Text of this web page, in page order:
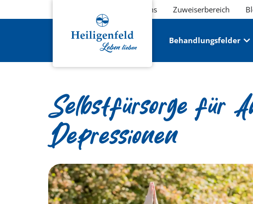
Über uns Zuweiserbereich
Behandlungsfelder
Selbstfürsorge für
Depressionen